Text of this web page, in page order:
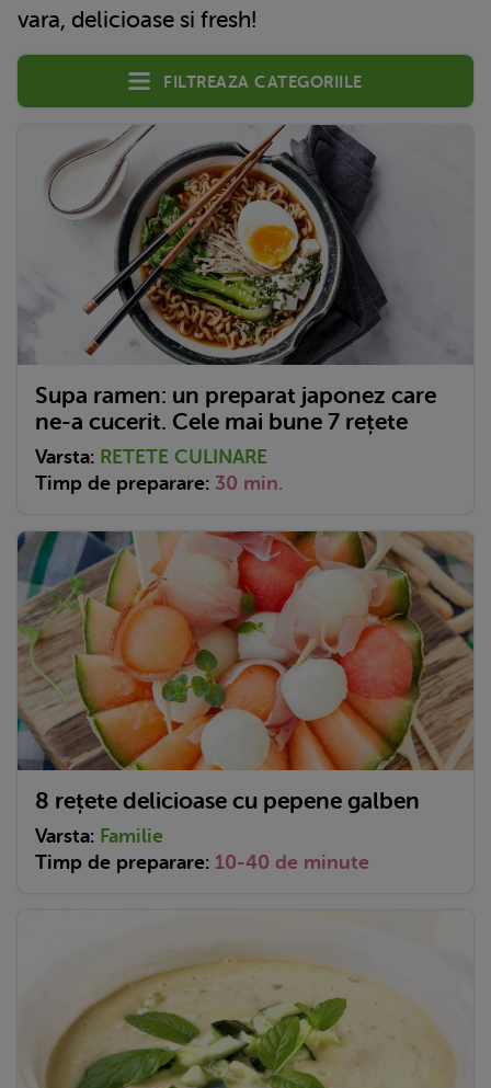
vara, delicioase si fresh!
Filtreaza categoriile
Supa ramen: un preparat japonez care
ne-a cucerit. Cele mai bune 7 rețete
Varsta: RETETE CULINARE
Timp de preparare: 30 min.
8 rețete delicioase cu pepene galben
Varsta: Familie
Timp de preparare: 10-40 de minute